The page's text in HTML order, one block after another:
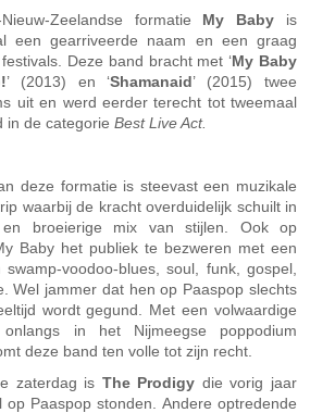
Zeelandse formatie My Baby is
een gearriveerde naam en een graag
Deze band bracht met ‘My Baby
’ (2013) en ‘Shamanaid’ (2015) twee
uit en werd eerder terecht tot tweemaal
in de categorie Best Live Act.
deze formatie is steevast een muzikale
waarbij de kracht overduidelijk schuilt in
broeierige mix van stijlen. Ook op
Baby het publiek te bezweren met een
voodoo-blues, soul, funk, gospel,
Wel jammer dat hen op Paaspop slechts
wordt gegund. Met een volwaardige
in het Nijmeegse poppodium
deze band ten volle tot zijn recht.
zaterdag is The Prodigy die vorig jaar
op Paaspop stonden. Andere optredende